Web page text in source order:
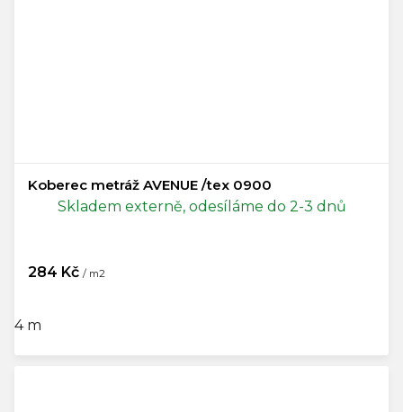
Koberec metráž AVENUE /tex 0900
Skladem externě, odesíláme do 2-3 dnů
284 Kč / m2
4 m